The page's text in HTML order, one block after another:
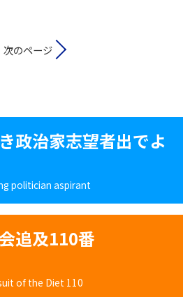
次のページ
政治家志望者出でよ
politician aspirant
追及110番
of the Diet 110